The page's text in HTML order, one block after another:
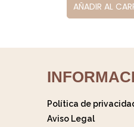
AÑADIR AL
Política de
Aviso Legal